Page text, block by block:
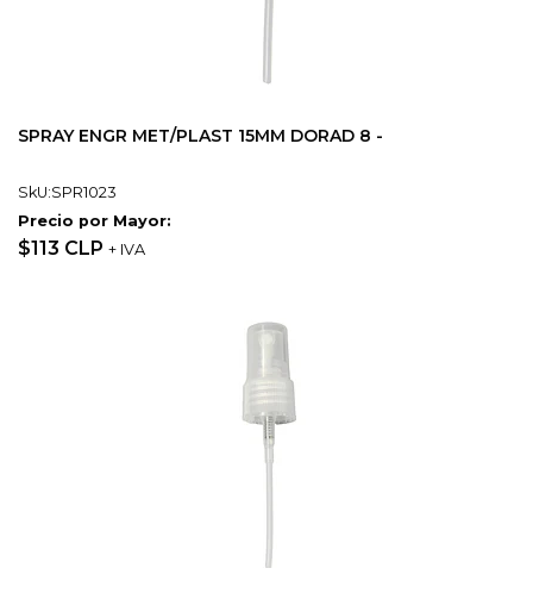
SPRAY ENGR MET/PLAST 15MM DORAD 8 -
SkU:SPR1023
Precio por Mayor:
$113 CLP + IVA